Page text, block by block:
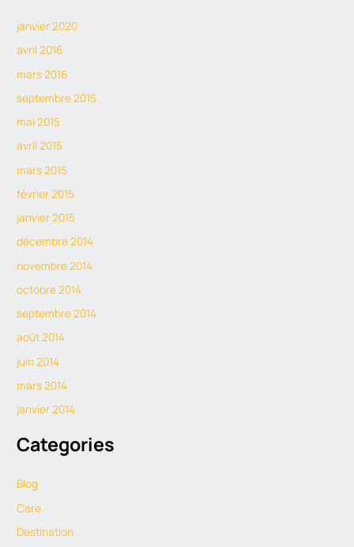
janvier 2020
avril 2016
mars 2016
septembre 2015
mai 2015
avril 2015
mars 2015
février 2015
janvier 2015
décembre 2014
novembre 2014
octobre 2014
septembre 2014
août 2014
juin 2014
mars 2014
janvier 2014
Categories
Blog
Care
Destination